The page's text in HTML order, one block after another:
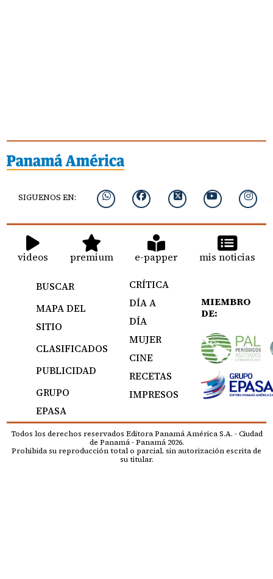
SIGUENOS EN:
videos premium e-papper mis noticias
BUSCAR
MAPA DEL
SITIO
CLASIFICADOS
PUBLICIDAD
GRUPO
EPASA
CRÍTICA
DÍA A
DÍA
MUJER
CINE
RECETAS
IMPRESOS
MIEMBRO
DE:
Todos los derechos reservados Editora Panamá América S.A. - Ciudad
de Panamá - Panamá 2026.
Prohibida su reproducción total o parcial, sin autorización escrita de
su titular.